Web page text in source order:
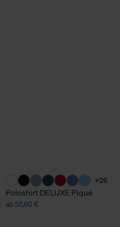
+26
Poloshirt DELUXE Piqué
ab 55,60 €